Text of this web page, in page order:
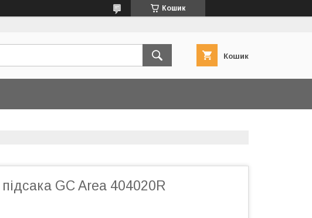
Кошик
Кошик
підсака GC Area 404020R